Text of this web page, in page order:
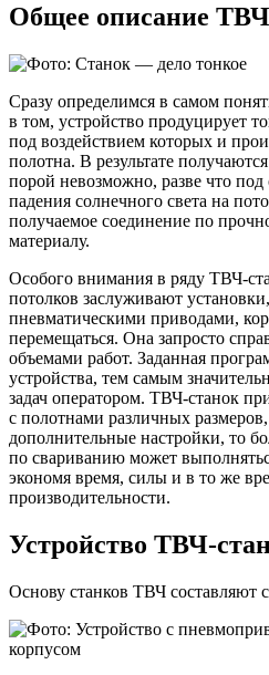
Общее описание
Сразу определимся в самом
в том, устройство продуцирует
под воздействием которых и
полотна. В результате
порой невозможно, разве что
падения солнечного света на
получаемое соединение по
материалу.
Особого внимания в ряду ТВЧ-
потолков заслуживают
пневматическими приводами,
перемещаться. Она запросто
объемами работ. Заданная
устройства, тем самым
задач оператором. ТВЧ-станок
с полотнами различных
дополнительные настройки, то
по свариванию может
экономя время, силы и в то же
производительности.
Устройство ТВЧ-
Основу станков ТВЧ составляют